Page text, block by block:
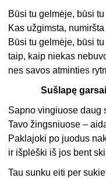
Būsi tu gelmėje, būsi
Kas užgimsta,
Būsi tu gelmėje, būsi
taip, kaip niekas
nes savos atminties
Sušlapę garsai
Sapno vingiuose daug
Tavo žingsniuose –
Paklajoki po juodus
ir išplėški iš jos bent
Tau sunku eiti per